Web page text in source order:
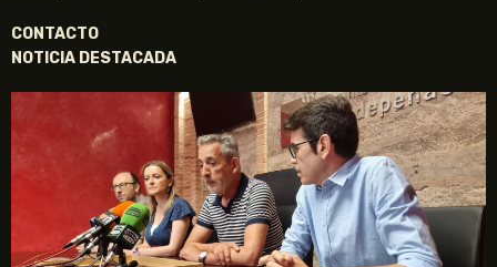
CONTACTO
NOTICIA DESTACADA